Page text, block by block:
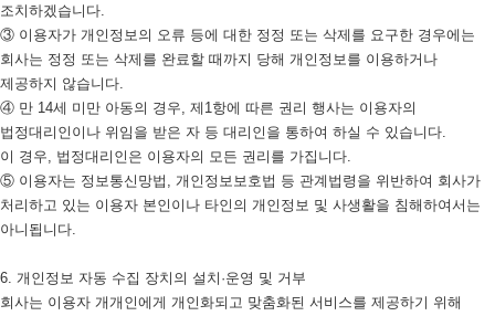
조치하겠습니다.
③ 이용자가 개인정보의 오류 등에 대한 정정 또는 삭제를 요구한 경우에는
회사는 정정 또는 삭제를 완료할 때까지 당해 개인정보를 이용하거나
제공하지 않습니다.
④ 만 14세 미만 아동의 경우, 제1항에 따른 권리 행사는 이용자의
법정대리인이나 위임을 받은 자 등 대리인을 통하여 하실 수 있습니다.
이 경우, 법정대리인은 이용자의 모든 권리를 가집니다.
⑤ 이용자는 정보통신망법, 개인정보보호법 등 관계법령을 위반하여 회사가
처리하고 있는 이용자 본인이나 타인의 개인정보 및 사생활을 침해하여서는
아니됩니다.
6. 개인정보 자동 수집 장치의 설치·운영 및 거부
회사는 이용자 개개인에게 개인화되고 맞춤화된 서비스를 제공하기 위해